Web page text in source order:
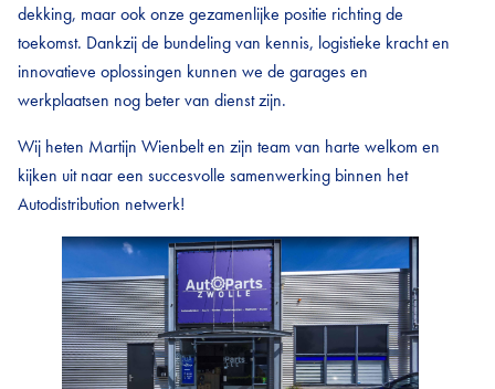
dekking, maar ook onze gezamenlijke positie richting de
toekomst. Dankzij de bundeling van kennis, logistieke kracht en
innovatieve oplossingen kunnen we de garages en
werkplaatsen nog beter van dienst zijn.
Wij heten Martijn Wienbelt en zijn team van harte welkom en
kijken uit naar een succesvolle samenwerking binnen het
Autodistribution netwerk!